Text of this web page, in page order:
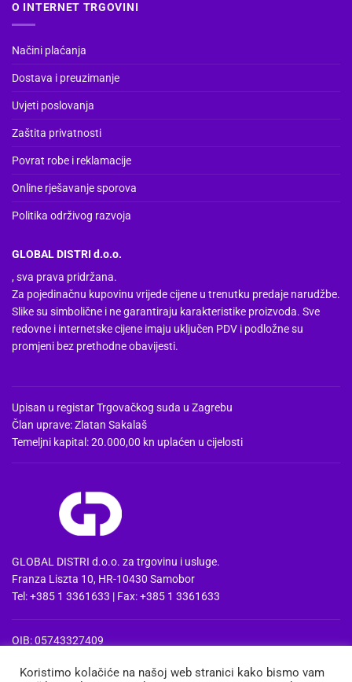
mogu
proizvoda
O INTERNET TRGOVINI
Načini plaćanja
Dostava i preuzimanje
Uvjeti poslovanja
Zaštita privatnosti
Povrat robe i reklamacije
Online rješavanje sporova
Politika održivog razvoja
GLOBAL DISTRI d.o.o.
, sva prava pridržana.
Za pojedinačnu kupovinu vrijede cijene u trenutku predaje narudžbe.
Slike su simbolične i ne garantiraju karakteristike proizvoda. Sve
redovne i internetske cijene imaju uključen PDV i podložne su
promjeni bez prethodne obavijesti.
Upisan u registar Trgovačkog suda u Zagrebu
Član uprave: Zlatan Sakalaš
Temeljni kapital: 20.000,00 kn uplaćen u cijelosti
GLOBAL DISTRI d.o.o. za trgovinu i usluge.
Franza Liszta 10, HR-10430 Samobor
Tel: +385 1 3361633 | Fax: +385 1 3361633
OIB: 05743327409
PDV Id: HR05743327409
Koristimo kolačiće na našoj web stranici kako bismo vam